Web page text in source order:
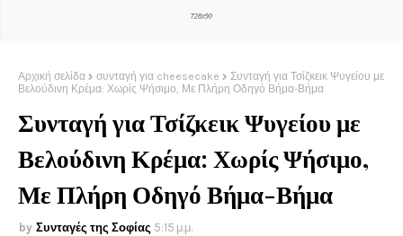
Αρχική σελίδα συνταγή για cheesecake
Συνταγή για Τσίζκεικ Ψυγείου με
Βελούδινη Κρέμα: Χωρίς Ψήσιμο, Με Πλήρη Οδηγό Βήμα-Βήμα
Συνταγή για Τσίζκεικ Ψυγείου με
Βελούδινη Κρέμα: Χωρίς Ψήσιμο,
Με Πλήρη Οδηγό Βήμα-Βήμα
Συνταγές της Σοφίας 5:15 μ.μ.